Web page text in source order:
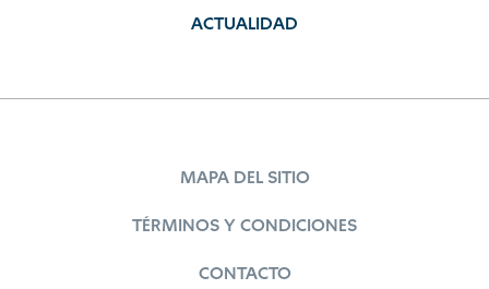
ACTUALIDAD
MAPA DEL SITIO
TÉRMINOS Y CONDICIONES
CONTACTO